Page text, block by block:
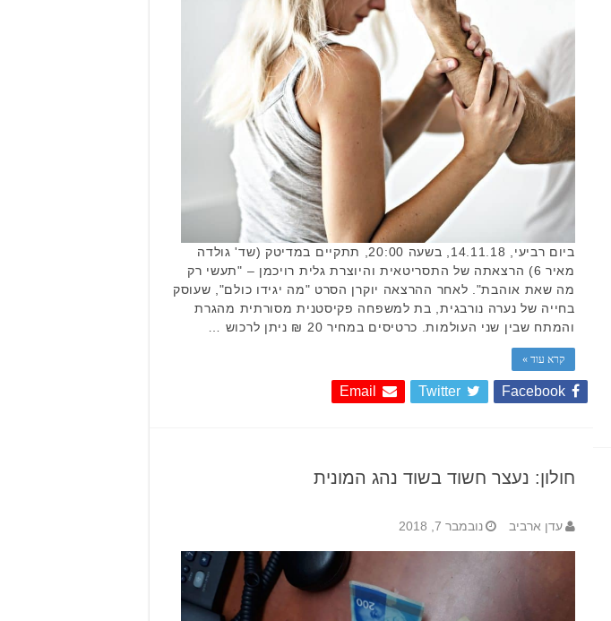
ביום רביעי, 14.11.18, בשעה 20:00, תתקיים במדיטק (שד' גולדה
מאיר 6) הרצאתה של התסריטאית והיוצרת גלית רויכמן – "תעשי רק
מה שאת אוהבת". לאחר ההרצאה יוקרן הסרט "מה יגידו כולם", שעוסק
בחייה של נערה נורבגית, בת למשפחה פקיסטנית מסורתית מהגרת
והמתח שבין שני העולמות. כרטיסים במחיר 20 ₪ ניתן לרכוש …
קרא עוד »
Facebook
Twitter
Email
חולון: נעצר חשוד בשוד נהג המונית
עדן ארביב נובמבר 7, 2018